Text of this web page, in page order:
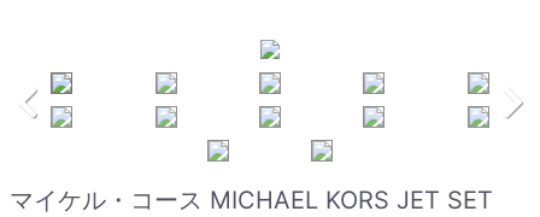
マイケル・コース MICHAEL KORS JET SET